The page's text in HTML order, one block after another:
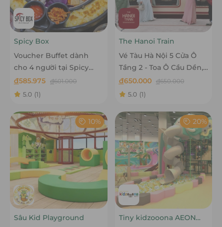
Spicy Box
Voucher Buffet dành
cho 4 người tại Spicy
Box
đ585.975 đ601.000
5.0 (1)
The Hanoi Train
Vé Tàu Hà Nội 5 Cửa Ô
Tầng 2 - Toa Ô Cầu Dền,
Ô Quan Chưởng, Ô Cầu
Giấy, Ô Đống Mác - The
đ650.000 đ650.000
5.0 (1)
10%
Sâu Kid Playground
20%
Tiny kidzooona AEON